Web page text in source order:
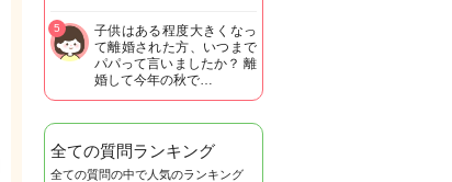
子供はある程度大きくなっ
て離婚された方、いつまで
パパって言いましたか？ 離
婚して今年の秋で…
5
全ての質問ランキング
全ての質問の中で人気のランキング